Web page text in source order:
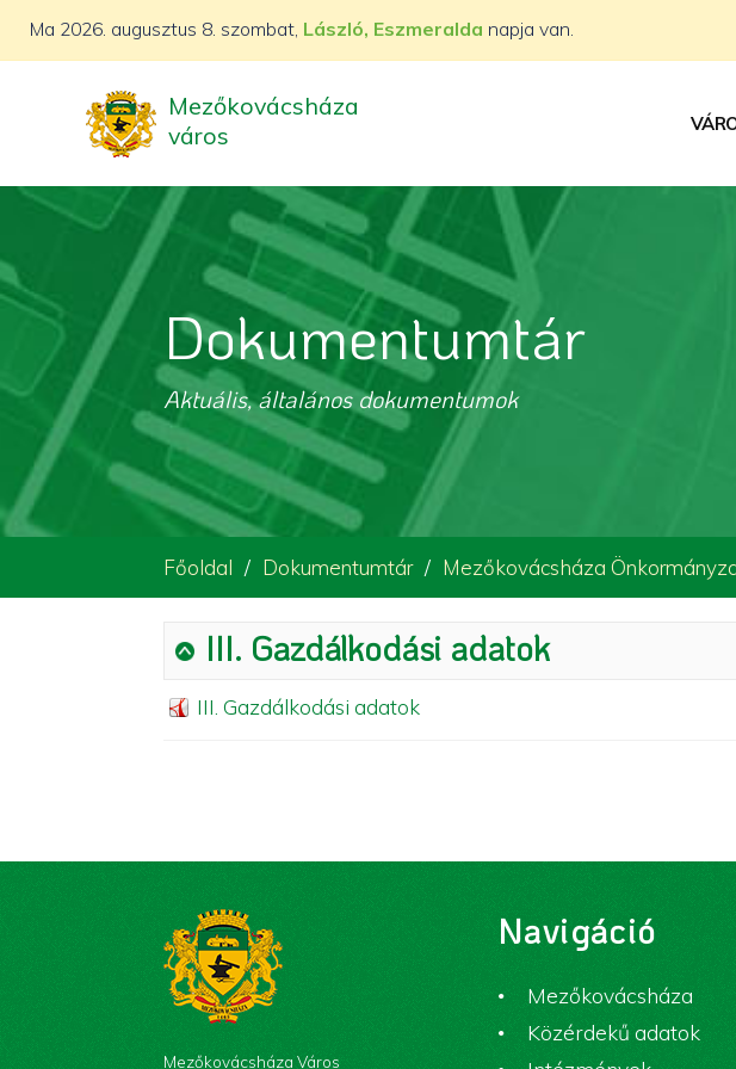
Ma 2026. augusztus 8. szombat, László, Eszmeralda napja van.
Mezőkovácsháza
város
Dokumentumtár
Aktuális, általános dokumentumok
Főoldal Dokumentumtár Mezőkovácsháza
III. Gazdálkodási adatok
III. Gazdálkodási adatok
Mezőkovácsháza Város
Navigáció
Mezőkovácsháza
Közérdekű adatok